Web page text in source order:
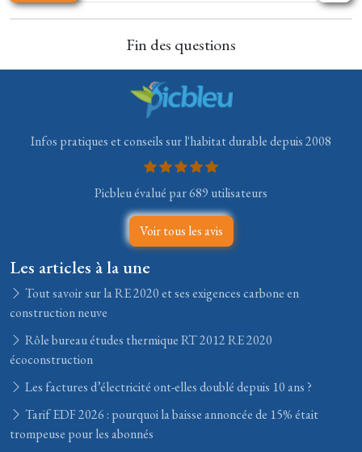
Fin des questions
Infos pratiques et conseils sur l'habitat durable depuis 2008
Picbleu évalué par 689 utilisateurs
Voir tous les avis
Les articles à la une
Tout savoir sur la RE 2020 et ses exigences carbone en
construction neuve
Rôle bureau études thermique RT 2012 RE 2020
écoconstruction
Les factures d’électricité ont-elles doublé depuis 10 ans ?
Tarif EDF 2026 : pourquoi la baisse annoncée de 15% était
trompeuse pour les abonnés